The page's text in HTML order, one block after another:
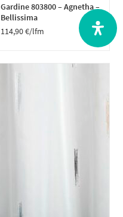
Gardine 803800 – Agnetha –
Bellissima
114,90€/lfm